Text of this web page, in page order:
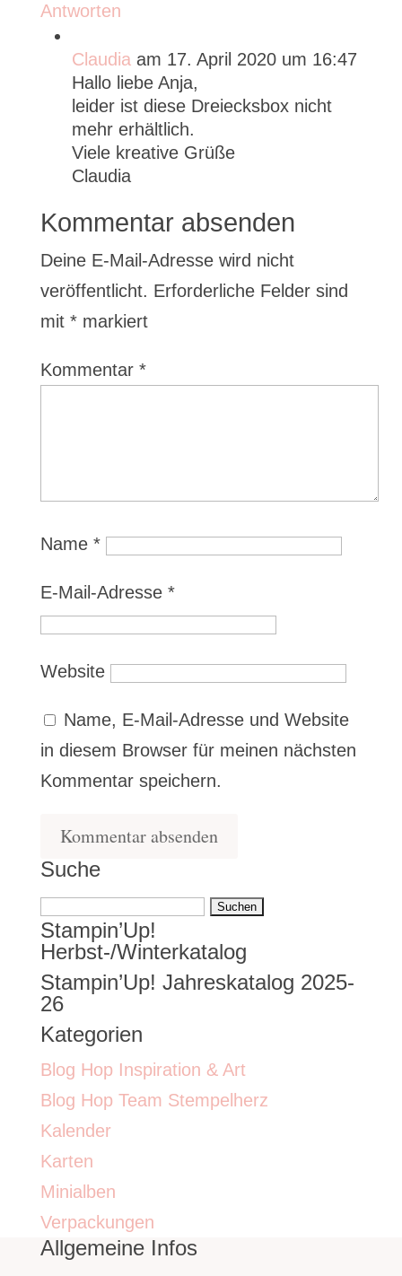
Antworten
Claudia am 17. April 2020 um 16:47
Hallo liebe Anja,
leider ist diese Dreiecksbox nicht
mehr erhältlich.
Viele kreative Grüße
Claudia
Kommentar absenden
Deine E-Mail-Adresse wird nicht
veröffentlicht. Erforderliche Felder sind
mit *markiert
Kommentar *
Name *
E-Mail-Adresse *
Website
Name, E-Mail-Adresse und Website
in diesem Browser für meinen nächsten
Kommentar speichern.
Suche
Suchen
nach:
Stampin’Up!
Herbst-/Winterkatalog
Stampin’Up! Jahreskatalog 2025-
26
Kategorien
Blog Hop Inspiration & Art
Blog Hop Team Stempelherz
Kalender
Karten
Minialben
Verpackungen
Allgemeine Infos